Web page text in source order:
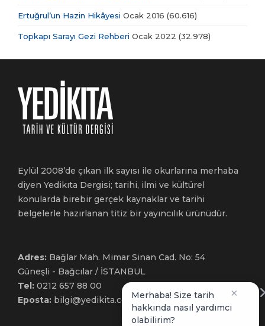
Ertuğrul’un Hazin Hikâyesi Ocak 2016 (60.616)
Topkapı Sarayı Gezi Rehberi Ocak 2022 (32.978)
Eylül 2008’de çıkan ilk sayısı ile okurlarına merhaba
diyen Yedikıta Dergisi; tarihi, ilmi ve kültürel
konularda birebir gerçek kaynaklar ve tarihi
belgelerle hazırlanan titiz bir yayıncılık ürünüdür.
Adres: Bağlar Mah. Mimar Sinan Cad. No: 54
Güneşli - Bağcılar / İSTANBUL
Tel: 0212 657 88 00
Eposta: bilgi@yedikita.com.tr
×
Merhaba! Size tarih
hakkında nasıl yardımcı
olabilirim?